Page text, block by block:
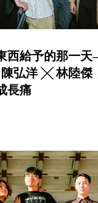
西給予的那一
弘洋 ╳ 林陸傑
長痛